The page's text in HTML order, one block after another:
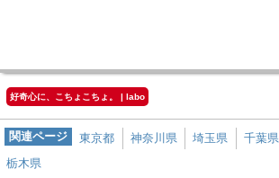
好奇心に、こちょこちょ。 | labo
関連ページ 東京都 神奈川県 埼玉県 千葉県
栃木県